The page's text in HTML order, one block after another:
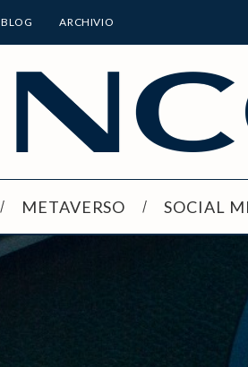
BLOG ARCHIVIO
METAVERSO SOCIAL